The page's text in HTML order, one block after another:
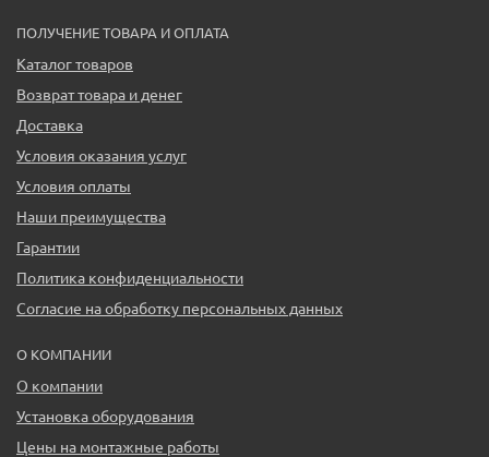
ПОЛУЧЕНИЕ ТОВАРА И ОПЛАТА
Каталог товаров
Возврат товара и денег
Доставка
Условия оказания услуг
Условия оплаты
Наши преимущества
Гарантии
Политика конфиденциальности
Согласие на обработку персональных данных
О КОМПАНИИ
О компании
Установка оборудования
Цены на монтажные работы